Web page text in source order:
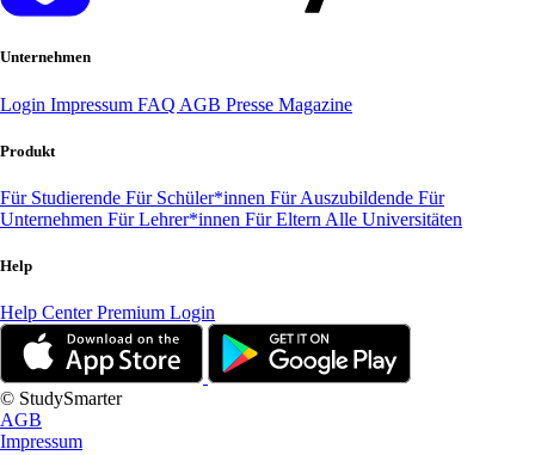
Unternehmen
Login Impressum FAQ AGB Presse Magazine
Produkt
Für Studierende Für Schüler*innen Für Auszubildende Für
Unternehmen Für Lehrer*innen Für Eltern Alle Universitäten
Help
Help CenterPremium Login
© StudySmarter
AGB
Impressum